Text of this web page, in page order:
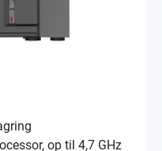
op til 4,7 GHz